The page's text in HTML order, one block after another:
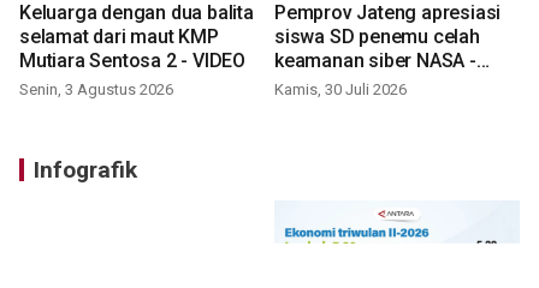
Keluarga dengan dua balita
selamat dari maut KMP
Mutiara Sentosa 2 - VIDEO
Senin, 3 Agustus 2026
Pemprov Jateng apresiasi
siswa SD penemu celah
keamanan siber NASA -
VIDEO
Kamis, 30 Juli 2026
Infografik